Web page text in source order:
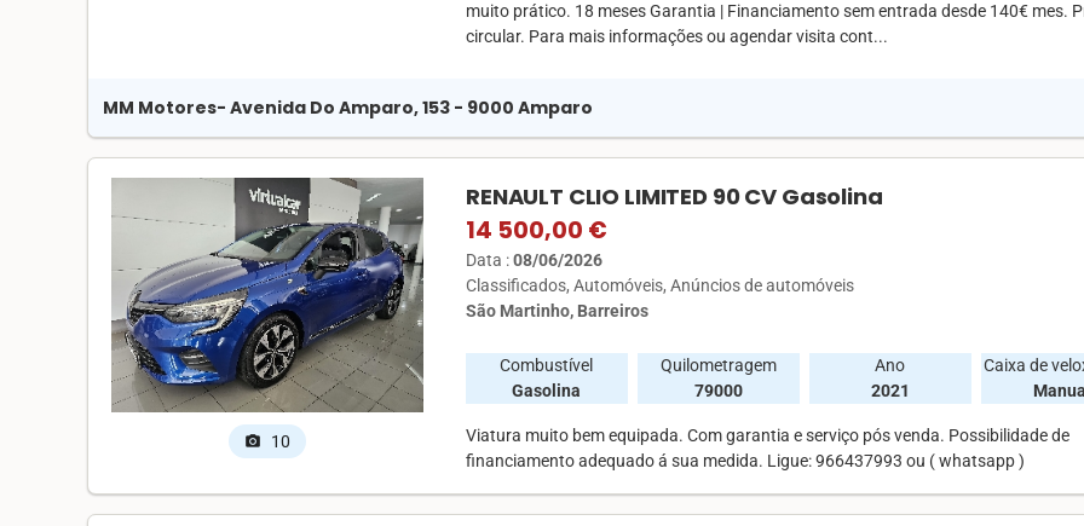
muito prático. 18 meses Garantia | Financiamento sem entrada desde 140€ mes.
circular. Para mais informações ou agendar visita cont...
MM Motores- Avenida Do Amparo, 153 - 9000 Amparo
photo_camera 10
RENAULT CLIO LIMITED 90 CV Gasolina
14 500,00 €
Data :08/06/2026
Classificados Automóveis Anúncios de automóveis
São Martinho, Barreiros
Combustível
Gasolina
Quilometragem
79000
Ano
2021
Caixa de
Manual
Viatura muito bem equipada. Com garantia e serviço pós venda. Possibilidade de
financiamento adequado á sua medida. Ligue: 966437993 ou ( whatsapp )